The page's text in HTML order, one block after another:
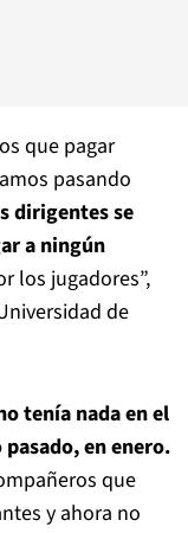
que pagar
pasando
dirigentes se
a ningún
los jugadores”,
de
tenía nada en el
en enero.
que
y ahora no